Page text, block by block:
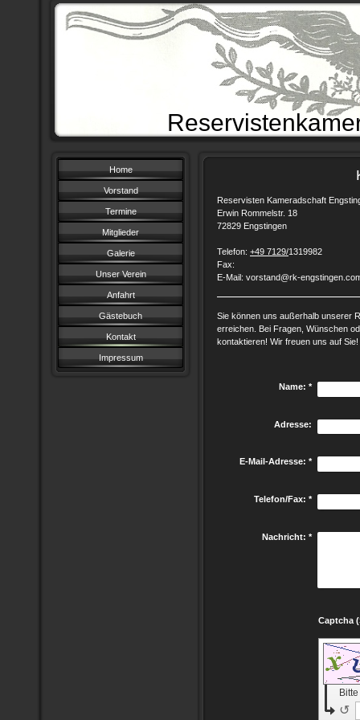
Home
Vorstand
Termine
Mitglieder
Galerie
Unser Verein
Anfahrt
Gästebuch
Kontakt
Impressum
Reservisten Kameradschaft
Erwin Rommelstr. 18
72829 Engstingen
Telefon: +49 7129/1319982
Fax:
E-Mail: vorstand@rk-
Sie können uns außerhalb unserer
erreichen. Bei Fragen, Wünschen
kontaktieren! Wir freuen uns auf Sie!
Name: *
Adresse:
E-Mail-Adresse: *
Telefon/Fax: *
Nachricht: *
↺